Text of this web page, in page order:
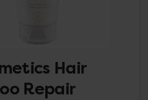
Hair
Repair